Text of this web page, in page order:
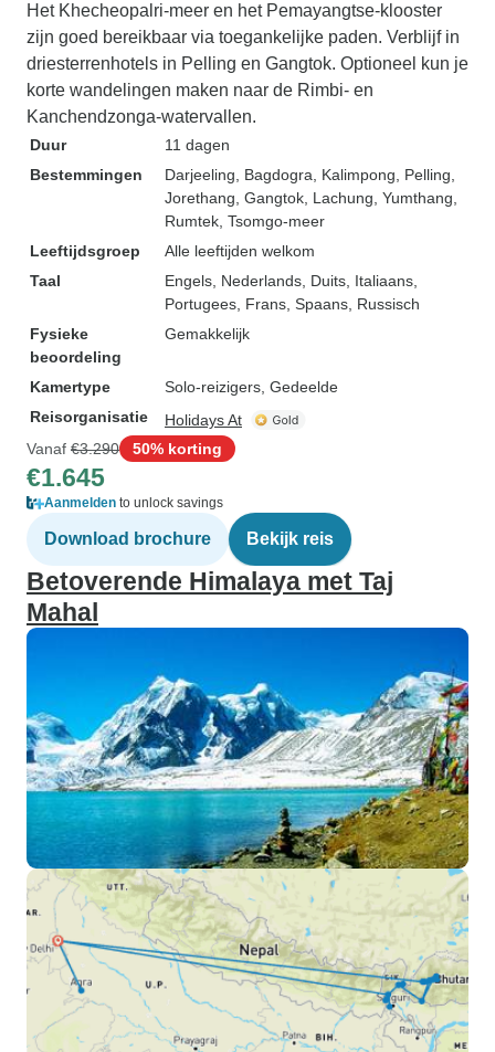
Het Khecheopalri-meer en het Pemayangtse-klooster
zijn goed bereikbaar via toegankelijke paden. Verblijf in
driesterrenhotels in Pelling en Gangtok. Optioneel kun je
korte wandelingen maken naar de Rimbi- en
Kanchendzonga-watervallen.
Duur
11 dagen
Bestemmingen
Darjeeling , Bagdogra , Kalimpong , Pelling
Jorethang , Gangtok , Lachung , Yumthang
Rumtek , Tsomgo-meer
Leeftijdsgroep
Alle leeftijden welkom
Taal
Engels, Nederlands, Duits, Italiaans,
Portugees, Frans, Spaans, Russisch
Fysieke
beoordeling
Gemakkelijk
Kamertype
Solo-reizigers, Gedeelde
Reisorganisatie
Holidays At
Vanaf €3.290 50% korting
€1.645
Aanmelden to unlock savings
Download brochure Bekijk reis
Betoverende Himalaya met Taj
Mahal